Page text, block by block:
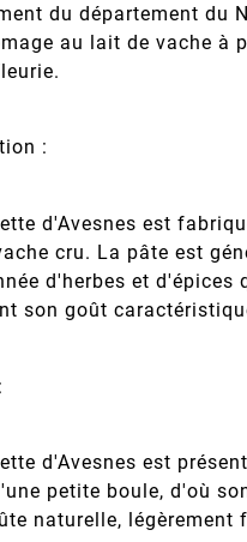
du département du
au lait de vache à
:
d'Avesnes est
cru. La pâte est
d'herbes et d'épices
son goût
d'Avesnes est
petite boule, d'où
naturelle, légèrement